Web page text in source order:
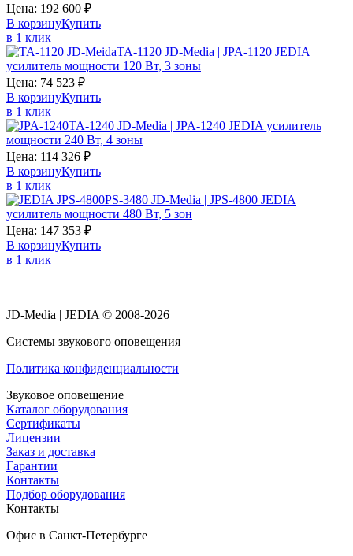
Цена: 192 600 ₽
В корзинуКупить
в 1 клик
TA-1120 JD-Media | JPA-1120 JEDIA
усилитель мощности 120 Вт, 3 зоны
Цена: 74 523 ₽
В корзинуКупить
в 1 клик
TA-1240 JD-Media | JPA-1240 JEDIA усилитель
мощности 240 Вт, 4 зоны
Цена: 114 326 ₽
В корзинуКупить
в 1 клик
PS-3480 JD-Media | JPS-4800 JEDIA
усилитель мощности 480 Вт, 5 зон
Цена: 147 353 ₽
В корзинуКупить
в 1 клик
JD-Media | JEDIA © 2008-2026
Системы звукового оповещения
Политика конфиденциальности
Звуковое оповещение
Каталог оборудования
Сертификаты
Лицензии
Заказ и доставка
Гарантии
Контакты
Подбор оборудования
Контакты
Офис в Санкт-Петербурге